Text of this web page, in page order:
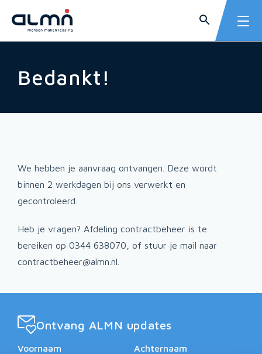
Bedankt!
We hebben je aanvraag ontvangen. Deze wordt
binnen 2 werkdagen bij ons verwerkt en
gecontroleerd.
Heb je vragen? Afdeling contractbeheer is te
bereiken op 0344 638070, of stuur je mail naar
contractbeheer@almn.nl.
Ontvang ALMN updates
Voornaam Achternaam